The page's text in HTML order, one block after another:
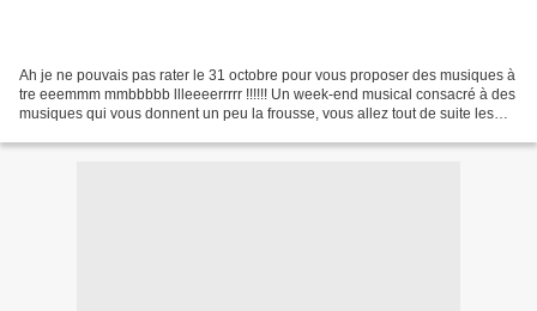
Ah je ne pouvais pas rater le 31 octobre pour vous proposer des musiques à
tre eeemmm mmbbbbb llleeeerrrrr !!!!!! Un week-end musical consacré à des
musiques qui vous donnent un peu la frousse, vous allez tout de suite les